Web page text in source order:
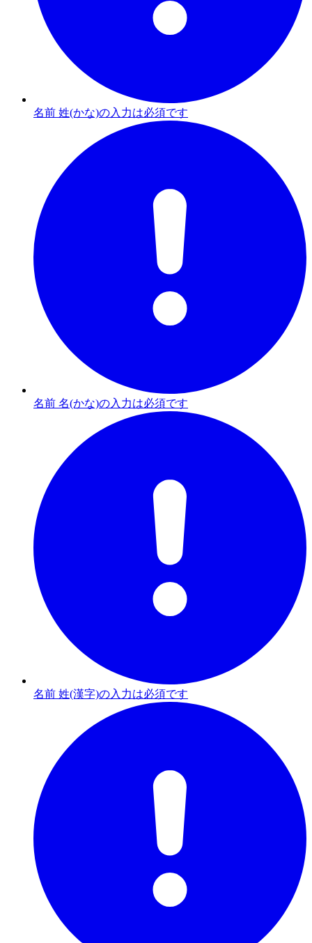
名前 姓(かな)の入力は必須です
名前 名(かな)の入力は必須です
名前 姓(漢字)の入力は必須です